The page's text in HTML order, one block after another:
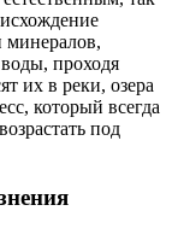
минералов,
проходя
их в реки, озера
который всегда
под